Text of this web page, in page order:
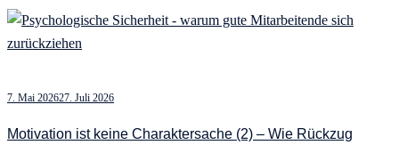
7. Mai 202627. Juli 2026
Motivation ist keine Charaktersache (2) – Wie Rückzug